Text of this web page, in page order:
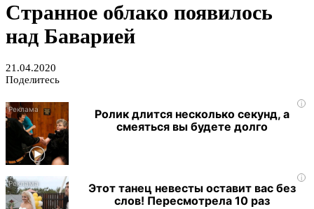
Странное облако появилось
над Баварией
21.04.2020
Поделитесь
i
Ролик длится несколько секунд, а
смеяться вы будете долго
i
Этот танец невесты оставит вас без
слов! Пересмотрела 10 раз